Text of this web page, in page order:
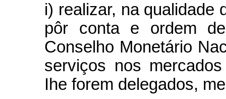
i) realizar, na qualidade
pôr conta e ordem
Conselho Monetário
serviços nos
Ihe forem delegados,